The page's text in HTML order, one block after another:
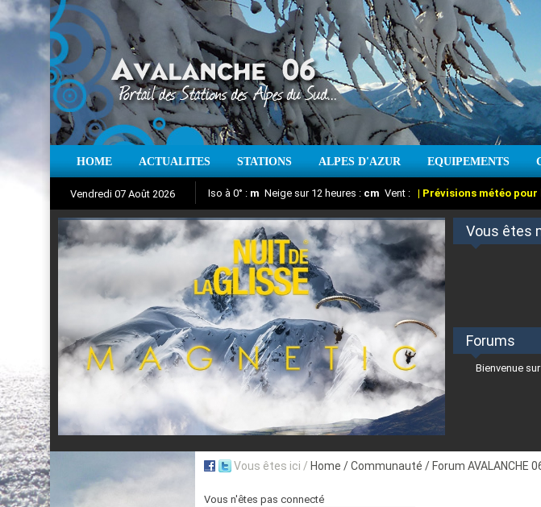
HOME ACTUALITES STATIONS ALPES D'AZUR EQUIPEMENTS
Vendredi 07 Août 2026
Aujourd'hui : T° Min : °C T° Max :°C Prévisions météo pour les
Iso à 0° : m Neige sur 12 heures : cm Vent : | Prévisions météo pour
Suivez en direct l'actualité des stations des Alpes-Maritimes
Nuit de la Glisse 2018 Vous êtes
Forums
Bienvenue
Vous êtes ici / Home / Communauté / Forum AVALANCHE
Vous n'êtes pas connecté